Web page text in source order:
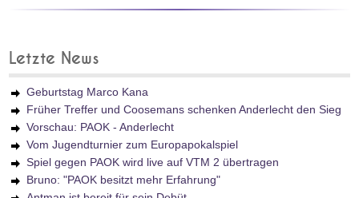
Letzte News
Geburtstag Marco Kana
Früher Treffer und Coosemans schenken Anderlecht den Sieg
Vorschau: PAOK - Anderlecht
Vom Jugendturnier zum Europapokalspiel
Spiel gegen PAOK wird live auf VTM 2 übertragen
Bruno: "PAOK besitzt mehr Erfahrung"